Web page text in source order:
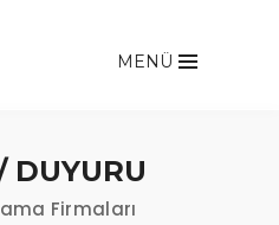
MENÜ
DUYURU
Firmaları